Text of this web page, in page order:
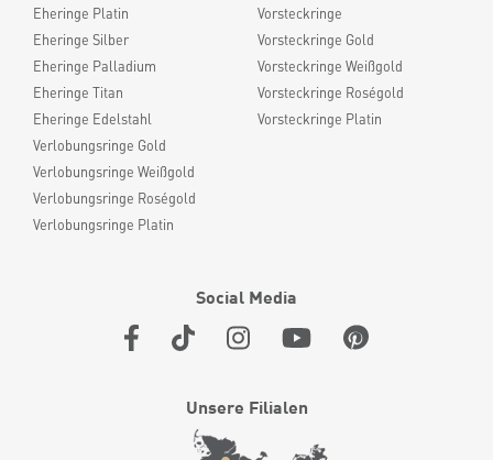
Eheringe Platin
Eheringe Silber
Eheringe Palladium
Eheringe Titan
Eheringe Edelstahl
Verlobungsringe Gold
Verlobungsringe Weißgold
Verlobungsringe Roségold
Verlobungsringe Platin
Vorsteckringe
Vorsteckringe Gold
Vorsteckringe Weißgold
Vorsteckringe Roségold
Vorsteckringe Platin
Social Media
Unsere Filialen